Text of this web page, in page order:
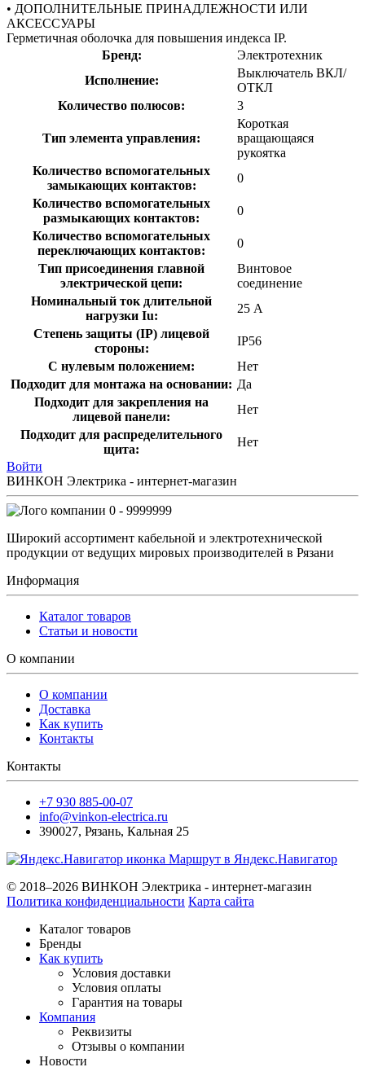
• ДОПОЛНИТЕЛЬНЫЕ ПРИНАДЛЕЖНОСТИ ИЛИ
АКСЕССУАРЫ
Герметичная оболочка для повышения индекса IP.
Бренд:
Электротехник
Исполнение:
Выключатель ВКЛ/
ОТКЛ
Количество полюсов:
3
Тип элемента управления:
Короткая
вращающаяся
рукоятка
Количество вспомогательных
замыкающих контактов:
0
Количество вспомогательных
размыкающих контактов:
0
Количество вспомогательных
переключающих контактов:
0
Тип присоединения главной
электрической цепи:
Винтовое
соединение
Номинальный ток длительной
нагрузки Iu:
25 А
Степень защиты (IP) лицевой
стороны:
IP56
С нулевым положением:
Нет
Подходит для монтажа на основании: Да
Подходит для закрепления на
лицевой панели:
Нет
Подходит для распределительного
щита:
Нет
Войти
ВИНКОН Электрика - интернет-магазин
0 - 9999999
Широкий ассортимент кабельной и электротехнической
продукции от ведущих мировых производителей в Рязани
Информация
Каталог товаров
Статьи и новости
О компании
О компании
Доставка
Как купить
Контакты
Контакты
+7 930 885-00-07
info@vinkon-electrica.ru
390027, Рязань, Кальная 25
Маршрут в Яндекс.Навигатор
© 2018–2026 ВИНКОН Электрика - интернет-магазин
Политика конфиденциальности Карта сайта
Каталог товаров
Бренды
Как купить
Условия доставки
Условия оплаты
Гарантия на товары
Компания
Реквизиты
Отзывы о компании
Новости